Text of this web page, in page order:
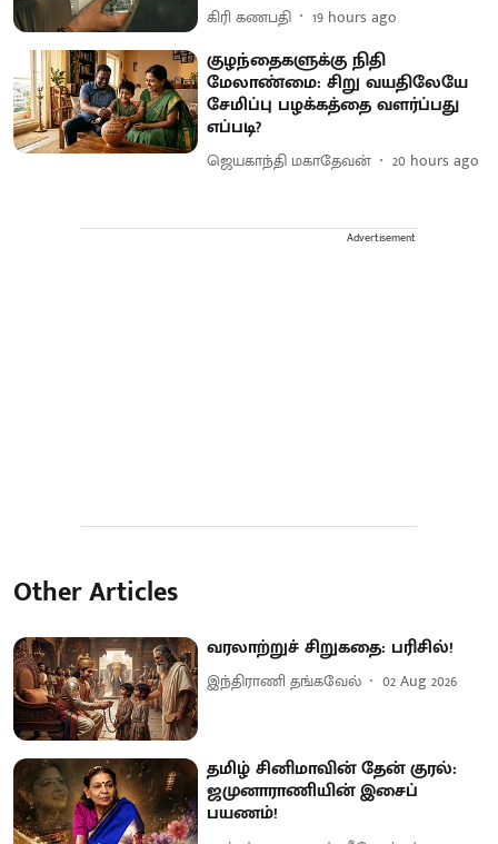
கிரி கணபதி 19 hours ago
குழந்தைகளுக்கு நிதி
மேலாண்மை: சிறு வயதிலேயே
சேமிப்பு பழக்கத்தை வளர்ப்பது
எப்படி?
ஜெயகாந்தி மகாதேவன் 20 hours ago
Advertisement
Other Articles
வரலாற்றுச் சிறுகதை: பரிசில்!
இந்திராணி தங்கவேல் 02 Aug 2026
தமிழ் சினிமாவின் தேன் குரல்:
ஜமுனாராணியின் இசைப்
பயணம்!